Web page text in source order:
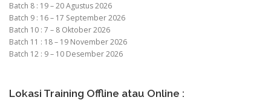
Batch 8 : 19 – 20 Agustus 2026
Batch 9 : 16 – 17 September 2026
Batch 10 : 7 – 8 Oktober 2026
Batch 11 : 18 – 19 November 2026
Batch 12 : 9 – 10 Desember 2026
Lokasi Training Offline atau Online :